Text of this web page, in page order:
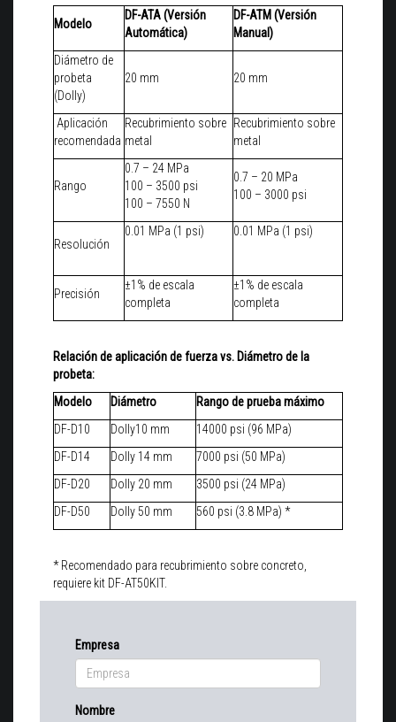
Modelo
DF-ATA (Versión
Automática)
DF-ATM (Versión
Manual)
Diámetro de
probeta
(Dolly)
20 mm 20 mm
Aplicación
recomendada
Recubrimiento sobre
metal
Recubrimiento sobre
metal
Rango
0.7 – 24 MPa
100 – 3500 psi
100 – 7550 N
0.7 – 20 MPa
100 – 3000 psi
Resolución
0.01 MPa (1 psi) 0.01 MPa (1 psi)
Precisión
±1% de escala
completa
±1% de escala
completa
Relación de aplicación de fuerza vs. Diámetro de la
probeta:
Modelo
Diámetro
Rango de prueba máximo
DF-D10
Dolly10 mm
14000 psi (96 MPa)
DF-D14
Dolly 14 mm
7000 psi (50 MPa)
DF-D20
Dolly 20 mm
3500 psi (24 MPa)
DF-D50
Dolly 50 mm 560 psi (3.8 MPa) *
* Recomendado para recubrimiento sobre concreto,
requiere kit DF-AT50KIT.
Empresa
Nombre